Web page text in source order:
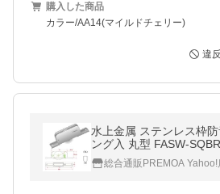
購入した商品
カラー/AA14(マイルドチェリー)
違
水上金属 ステンレス枠
ング入 丸型 FASW-
1-02142
総合通販PREMOA Yahoo!